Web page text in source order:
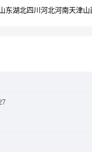
东湖北四川 河北河南天津山